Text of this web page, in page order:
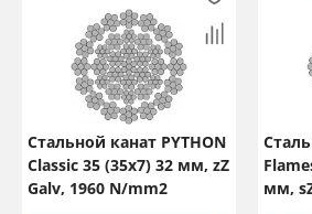
Стальной канат PYTHON
Classic 35 (35x7) 32 мм, zZ
Galv, 1960 N/mm2
мм,